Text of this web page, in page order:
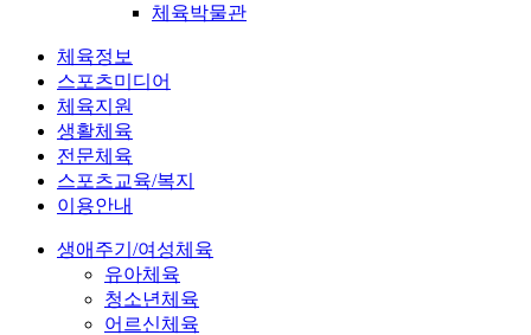
체육박물관
체육정보
스포츠미디어
체육지원
생활체육
전문체육
스포츠교육/복지
이용안내
생애주기/여성체육
유아체육
청소년체육
어르신체육